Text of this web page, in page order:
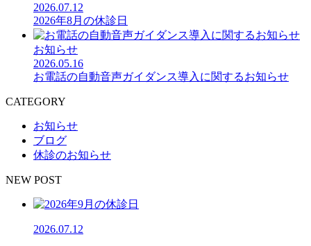
2026.07.12
2026年8月の休診日
お知らせ
2026.05.16
お電話の自動音声ガイダンス導入に関するお知らせ
CATEGORY
お知らせ
ブログ
休診のお知らせ
NEW POST
2026.07.12